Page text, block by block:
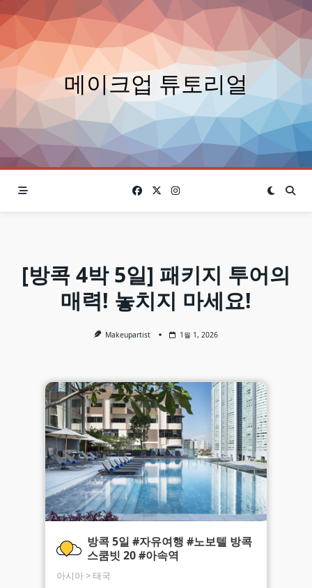
Skip
to
content
메이크업 튜토리얼
[방콕 4박 5일] 패키지 투어의
매력! 놓치지 마세요!
Makeupartist 1월 1, 2026